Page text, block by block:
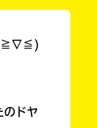
!(≧∇≦)
のドヤ